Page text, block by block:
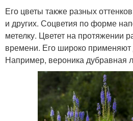
Его цветы также разных
и других. Соцветия по форме
метелку. Цветет на протяжении
времени. Его широко применяют
Например, вероника дубравная